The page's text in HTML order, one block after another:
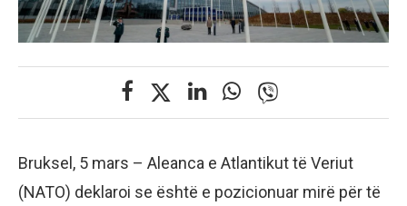
Bruksel, 5 mars – Aleanca e Atlantikut të Veriut
(NATO) deklaroi se është e pozicionuar mirë për të